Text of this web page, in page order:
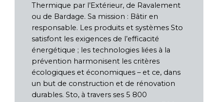
Thermique par l’Extérieur, de Ravalement
ou de Bardage. Sa mission : Bâtir en
responsable. Les produits et systèmes Sto
satisfont les exigences de l’efficacité
énergétique ; les technologies liées à la
prévention harmonisent les critères
écologiques et économiques – et ce, dans
un but de construction et de rénovation
durables. Sto, à travers ses 5 800